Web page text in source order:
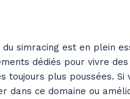
du simracing est en plein
dédiés pour vivre
toujours plus poussées. Si
dans ce domaine ou